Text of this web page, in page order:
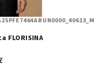
FLORISINA